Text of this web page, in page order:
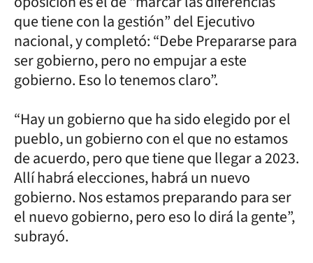
que tiene con la gestión” del Ejecutivo
nacional, y completó: “Debe Prepararse para
ser gobierno, pero no empujar a este
gobierno. Eso lo tenemos claro”.
“Hay un gobierno que ha sido elegido por el
pueblo, un gobierno con el que no estamos
de acuerdo, pero que tiene que llegar a 2023.
Allí habrá elecciones, habrá un nuevo
gobierno. Nos estamos preparando para ser
el nuevo gobierno, pero eso lo dirá la gente”,
subrayó.